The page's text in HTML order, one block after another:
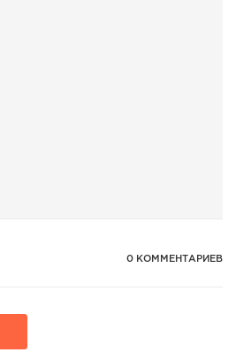
0 КОММЕНТАРИЕВ